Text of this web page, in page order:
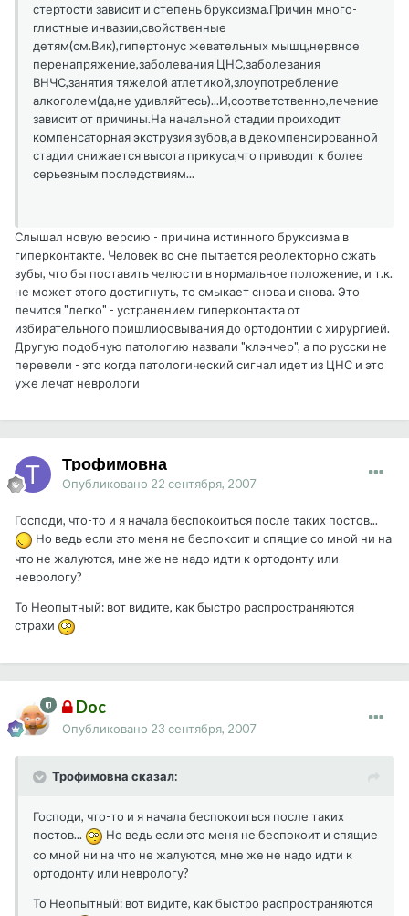
стертости зависит и степень бруксизма.Причин много-
глистные инвазии,свойственные
детям(см.Вик),гипертонус жевательных мышц,нервное
перенапряжение,заболевания ЦНС,заболевания
ВНЧС,занятия тяжелой атлетикой,злоупотребление
алкоголем(да,не удивляйтесь)...И,соответственно,лечение
зависит от причины.На начальной стадии проиходит
компенсаторная экструзия зубов,а в декомпенсированной
стадии снижается высота прикуса,что приводит к более
серьезным последствиям...
Слышал новую версию - причина истинного бруксизма в
гиперконтакте. Человек во сне пытается рефлекторно сжать
зубы, что бы поставить челюсти в нормальное положение, и т.к.
не может этого достигнуть, то смыкает снова и снова. Это
лечится "легко" - устранением гиперконтакта от
избирательного пришлифовывания до ортодонтии с хирургией.
Другую подобную патологию назвали "клэнчер", а по русски не
перевели - это когда патологический сигнал идет из ЦНС и это
уже лечат неврологи
Трофимовна
Опубликовано 22 сентября, 2007
Господи, что-то и я начала беспокоиться после таких постов...
Но ведь если это меня не беспокоит и спящие со мной ни на
что не жалуются, мне же не надо идти к ортодонту или
неврологу?
То Неопытный: вот видите, как быстро распространяются
страхи
Doc
Опубликовано 23 сентября, 2007
Трофимовна сказал:
Господи, что-то и я начала беспокоиться после таких
постов...
Но ведь если это меня не беспокоит и спящие
со мной ни на что не жалуются, мне же не надо идти к
ортодонту или неврологу?
То Неопытный: вот видите, как быстро распространяются